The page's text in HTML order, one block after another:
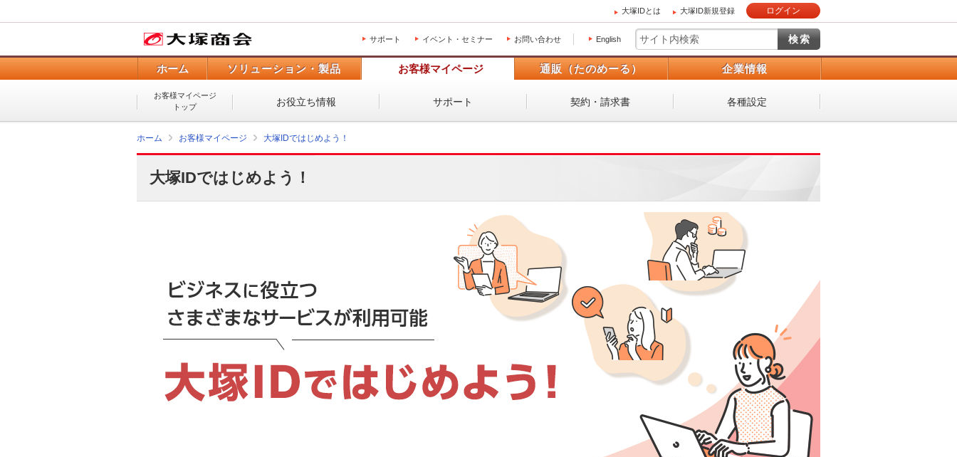
大塚IDとは 大塚ID新規登録 ログイン
サポート イベント・セミナー お問い合わせ English
ホーム ソリューション・製品 お客様マイページ 通販（たのめーる） 企業情報
お客様マイページ
トップ
お役立ち情報 サポート 契約・請求書 各種設定
ホーム お客様マイページ 大塚IDではじめよう！
大塚IDではじめよう！